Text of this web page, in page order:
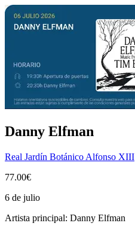
Danny Elfman
Real Jardín Botánico Alfonso XIII
77.00€
6 de julio
Artista principal: Danny Elfman